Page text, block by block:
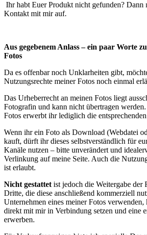
Ihr habt Euer Produkt nicht gefunden? Dann
Kontakt mit mir auf.
Aus gegebenem Anlass – ein paar Worte
Fotos
Da es offenbar noch Unklarheiten gibt,
Nutzungsrechte meiner Fotos noch einmal
Das Urheberrecht an meinen Fotos liegt
Fotografin und kann nicht übertragen
Fotos erwerbt ihr lediglich die
Wenn ihr ein Foto als Download (Webdatei
kauft, dürft ihr dieses selbstverständlich für
Kanäle nutzen – bitte unverändert und
Verlinkung auf meine Seite. Auch die
ist erlaubt.
Nicht gestattetist jedoch die Weitergabe der
Dritte, die diese anschließend kommerziell
Unternehmen eines meiner Fotos verwenden,
direkt mit mir in Verbindung setzen und eine
erwerben.